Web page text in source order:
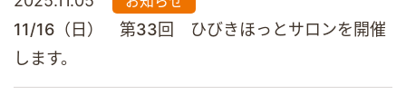
11/16（日） 第33回 ひびきほっとサロンを開催
します。